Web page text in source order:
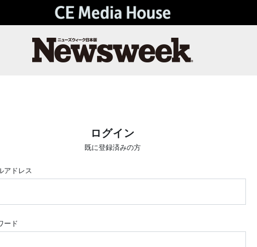
ログイン
既に登録済みの方
アドレス
ード